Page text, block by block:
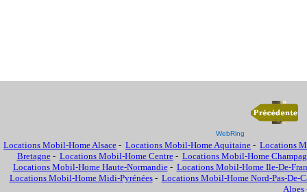
WebRing
Locations Mobil-Home Alsace - Locations Mobil-Home Aquitaine - Locations
Bretagne- Locations Mobil-Home Centre- Locations Mobil-Home
Locations Mobil-Home Haute-Normandie- Locations Mobil-Home Ile-De-
Locations Mobil-Home Midi-Pyrénées- Locations Mobil-Home Nord-Pas-De-
Alpes